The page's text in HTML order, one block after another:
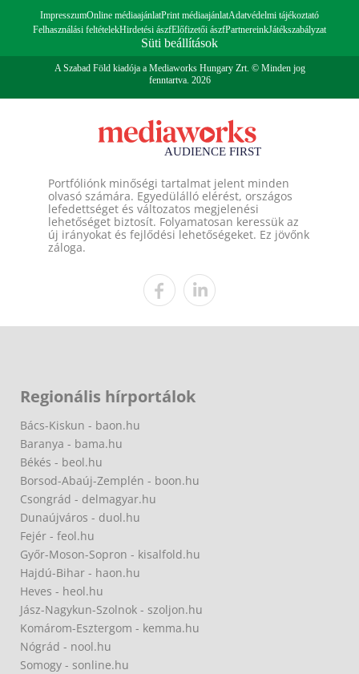
ImpresszumOnline médiaajánlatPrint médiaajánlatAdatvédelmi tájékoztató
Felhasználási feltételekHirdetési ászfElőfizetői ászfPartnereinkJátékszabályzat
Süti beállítások
A Szabad Föld kiadója a Mediaworks Hungary Zrt. © Minden jog
fenntartva. 2026
Portfóliónk minőségi tartalmat jelent minden
olvasó számára. Egyedülálló elérést, országos
lefedettséget és változatos megjelenési
lehetőséget biztosít. Folyamatosan keressük az
új irányokat és fejlődési lehetőségeket. Ez jövőnk
záloga.
Regionális hírportálok
Bács-Kiskun - baon.hu
Baranya - bama.hu
Békés - beol.hu
Borsod-Abaúj-Zemplén - boon.hu
Csongrád - delmagyar.hu
Dunaújváros - duol.hu
Fejér - feol.hu
Győr-Moson-Sopron - kisalfold.hu
Hajdú-Bihar - haon.hu
Heves - heol.hu
Jász-Nagykun-Szolnok - szoljon.hu
Komárom-Esztergom - kemma.hu
Nógrád - nool.hu
Somogy - sonline.hu